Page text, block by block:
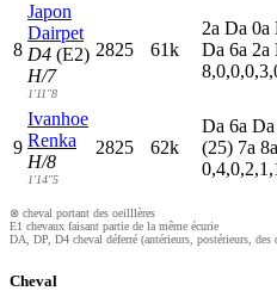
8
Japon
Dairpet
D4 (E2)
H/7
1'11"8
2825 61k
2a Da 0a
Da 6a 2a
9
Ivanhoe
Renka
H/8
1'14"5
2825 62k
Da 6a Da
(25) 7a 8a
⊗ cheval portant des oeilllères
E1 chevaux faisant partie de la même écurie
DA, DP, D4 cheval déferré (antérieurs, postérieurs, des
Cheval